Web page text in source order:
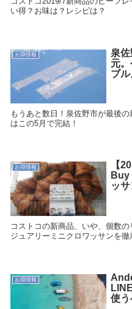
い得？お味は？レシピは？
お得情報
泉
元
ブル
もうあと数日！泉佐野市が最後
はこの5月で完結！
お得情報
【
Buy
ッ
コストコの新商品、いや、個数
ジュアリーミニクロワッサンを徹
お得情報
使う